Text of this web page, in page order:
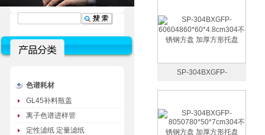
色谱耗材
GL45补料瓶盖
离子色谱进样管
定性滤纸 定量滤纸
SP-304BXGFP-
60604860*60*4.8cm304不
锈钢方盘 加厚方形托盘